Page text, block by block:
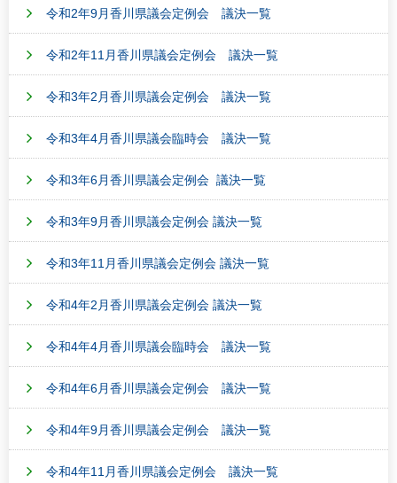
令和2年9月香川県議会定例会 議決一覧
令和2年11月香川県議会定例会 議決一覧
令和3年2月香川県議会定例会 議決一覧
令和3年4月香川県議会臨時会 議決一覧
令和3年6月香川県議会定例会 議決一覧
令和3年9月香川県議会定例会 議決一覧
令和3年11月香川県議会定例会 議決一覧
令和4年2月香川県議会定例会 議決一覧
令和4年4月香川県議会臨時会 議決一覧
令和4年6月香川県議会定例会 議決一覧
令和4年9月香川県議会定例会 議決一覧
令和4年11月香川県議会定例会 議決一覧